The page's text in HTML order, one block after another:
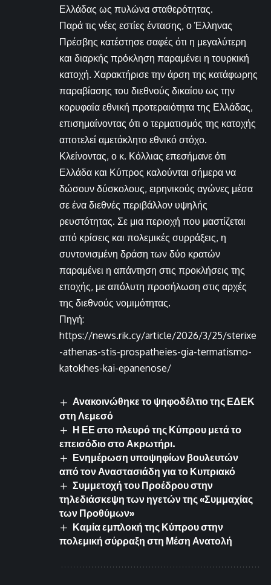
Ελλάδας ως πυλώνα σταθερότητας.
Παρά τις νέες εστίες έντασης, ο Έλληνας
Πρέσβης κατέστησε σαφές ότι η μεγαλύτερη
και διαρκής πρόκληση παραμένει η τουρκική
κατοχή. Χαρακτήρισε την άρση της κατάφωρης
παραβίασης του διεθνούς δικαίου ως την
κορυφαία εθνική προτεραιότητα της Ελλάδας,
επισημαίνοντας ότι ο τερματισμός της κατοχής
αποτελεί αμετάκλητο εθνικό στόχο.
Κλείνοντας, ο κ. Κόλλιας επεσήμανε ότι
Ελλάδα και Κύπρος καλούνται σήμερα να
δώσουν δύσκολους, ειρηνικούς αγώνες μέσα
σε ένα διεθνές περιβάλλον υψηλής
ρευστότητας. Σε μια περιοχή που μαστίζεται
από κρίσεις και πολεμικές συρράξεις, η
συντονισμένη δράση των δύο κρατών
παραμένει η απάντηση στις προκλήσεις της
εποχής, με απόλυτη προσήλωση στις αρχές
της διεθνούς νομιμότητας.
Πηγή:
https://news.rik.cy/article/2026/3/25/sterixe
-athenas-stis-prospatheies-gia-termatismo-
katokhes-kai-epanenose/
Ανακοινώθηκε το ψηφοδέλτιο της ΕΔΕΚ
στη Λεμεσό
Η ΕΕ στο πλευρό της Κύπρου μετά το
επεισόδιο στο Ακρωτήρι.
Ενημέρωση υποψηφίων βουλευτών
από τον Αναστασιάδη για το Κυπριακό
Συμμετοχή του Προέδρου στην
τηλεδιάσκεψη των ηγετών της «Συμμαχίας
των Προθύμων»
Καμία εμπλοκή της Κύπρου στην
πολεμική σύρραξη στη Μέση Ανατολή